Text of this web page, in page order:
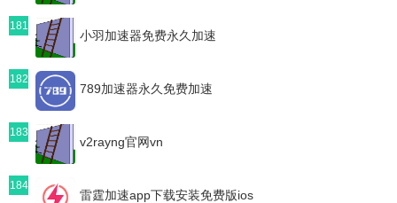
181
小羽加速器免费永久加速
182
789加速器永久免费加速
183
v2rayng官网vn
184
雷霆加速app下载安装免费版ios